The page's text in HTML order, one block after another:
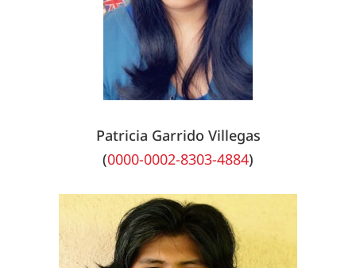
Patricia Garrido Villegas
(0000-0002-8303-4884)